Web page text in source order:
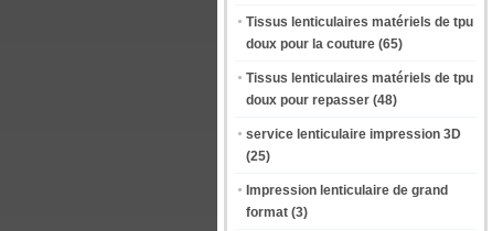
Tissus lenticulaires matériels de tpu
doux pour la couture (65)
Tissus lenticulaires matériels de tpu
doux pour repasser (48)
service lenticulaire impression 3D
(25)
Impression lenticulaire de grand
format (3)